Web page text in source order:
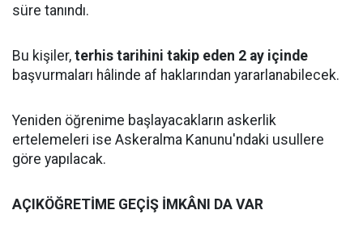
süre tanındı.
Bu kişiler, terhis tarihini takip eden 2 ay içinde
başvurmaları hâlinde af haklarından yararlanabilecek.
Yeniden öğrenime başlayacakların askerlik
ertelemeleri ise Askeralma Kanunu'ndaki usullere
göre yapılacak.
AÇIKÖĞRETİME GEÇİŞ İMKÂNI DA VAR